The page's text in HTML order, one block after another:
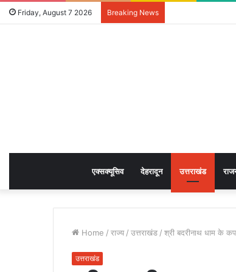
Friday, August 7 2026 Breaking News
एक्सक्यूसिव देहरादून उत्तराखंड
Home / राज्य / उत्तराखंड / श्री बदरीनाथ धाम के
उत्तराखंड